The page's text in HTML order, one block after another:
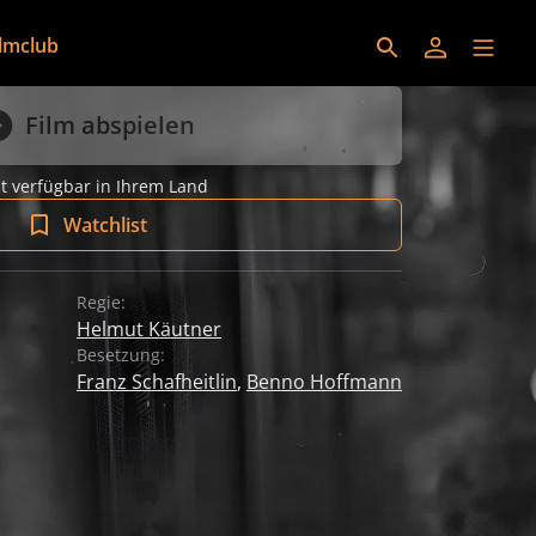
Film abspielen
verfügbar in Ihrem Land
Watchlist
Regie:
Helmut Käutner
Besetzung:
Franz Schafheitlin, Benno Hoffmann